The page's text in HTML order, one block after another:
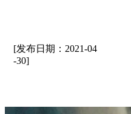
[发布日期：2021-04
-30]